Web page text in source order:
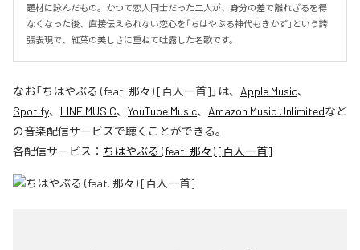
題材に詠んだもの。かつて恋人同士だった二人が、身分の差で離れざるを得
なくなった後、直接伝えられない恋心を「ちはやぶる神代もきかず」という誇
張表現で、紅葉の美しさに重ねて吐露した名歌です。
なお「ちはやぶる (feat. 那々) [百人一首] 」は、 Apple Music、
Spotify、 LINE MUSIC、 YouTube Music、 Amazon Music Unlimitedなど
の音楽配信サービスで聴くことができる。
各配信サービス： ちはやぶる (feat. 那々) [百人一首]